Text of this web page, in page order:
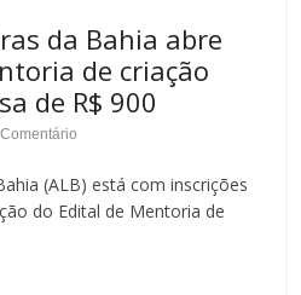
da Bahia abre
de criação
de R$ 900
(ALB) está com inscrições
do Edital de Mentoria de